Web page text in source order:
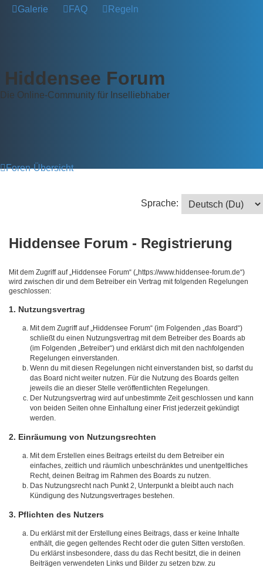
Galerie FAQ Regeln
Hiddensee Forum
Die Online-Community für Inselliebhaber
Foren-Übersicht
Sprache:
Hiddensee Forum - Registrierung
Mit dem Zugriff auf „Hiddensee Forum“ („https://www.hiddensee-forum.de“)
wird zwischen dir und dem Betreiber ein Vertrag mit folgenden Regelungen
geschlossen:
1. Nutzungsvertrag
Mit dem Zugriff auf „Hiddensee Forum“ (im Folgenden „das Board“)
schließt du einen Nutzungsvertrag mit dem Betreiber des Boards ab
(im Folgenden „Betreiber“) und erklärst dich mit den nachfolgenden
Regelungen einverstanden.
Wenn du mit diesen Regelungen nicht einverstanden bist, so darfst du
das Board nicht weiter nutzen. Für die Nutzung des Boards gelten
jeweils die an dieser Stelle veröffentlichten Regelungen.
Der Nutzungsvertrag wird auf unbestimmte Zeit geschlossen und kann
von beiden Seiten ohne Einhaltung einer Frist jederzeit gekündigt
werden.
2. Einräumung von Nutzungsrechten
Mit dem Erstellen eines Beitrags erteilst du dem Betreiber ein
einfaches, zeitlich und räumlich unbeschränktes und unentgeltliches
Recht, deinen Beitrag im Rahmen des Boards zu nutzen.
Das Nutzungsrecht nach Punkt 2, Unterpunkt a bleibt auch nach
Kündigung des Nutzungsvertrages bestehen.
3. Pflichten des Nutzers
Du erklärst mit der Erstellung eines Beitrags, dass er keine Inhalte
enthält, die gegen geltendes Recht oder die guten Sitten verstoßen.
Du erklärst insbesondere, dass du das Recht besitzt, die in deinen
Beiträgen verwendeten Links und Bilder zu setzen bzw. zu